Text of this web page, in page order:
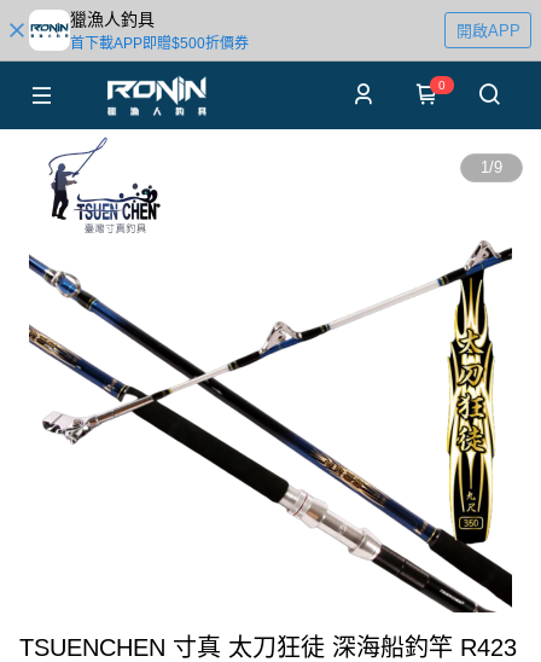
獵漁人釣具
首下載APP即贈$500折價券
開啟APP
0
1/9
TSUENCHEN 寸真 太刀狂徒 深海船釣竿 R423